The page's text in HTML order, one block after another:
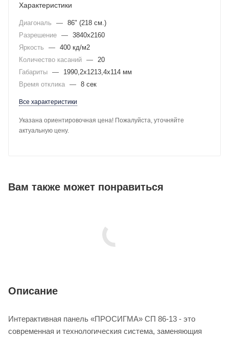
Характеристики
Диагональ — 86" (218 см.)
Разрешение — 3840x2160
Яркость
— 400 кд/м2
Количество касаний — 20
Габариты —
1990,2x1213,4x114 мм
Время отклика — 8 сек
Все характеристики
Указана ориентировочная цена! Пожалуйста, уточняйте
актуальную цену.
Вам также может понравиться
Описание
Интерактивная панель «ПРОСИГМА» СП 86-13 - это
современная и технологическия система, заменяющия